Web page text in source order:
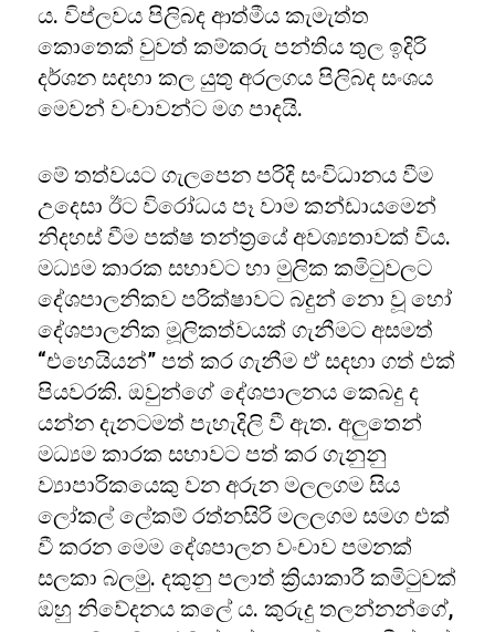
ය. විප්ලවය පිලිබද ආත්මීය කැමැත්ත
කොතෙක් වුවත් කම්කරු පන්තිය තුල ඉදිරි
දර්ශන සදහා කල යුතු අරලගය පිලිබද සංශය
මෙවන් වංචාවන්ට මග පාදයි.
මේ තත්වයට ගැලපෙන පරිදි සංවිධානය වීම
උදෙසා ඊට විරෝධය පෑ වාම කන්ඩායමෙන්
නිදහස් වීම පක්ෂ තන්ත්‍රයේ අවශ්‍යතාවක් විය.
මධ්‍යම කාරක සභාවට හා මුලික කමිටුවලට
දේශපාලනිකව පරික්ෂාවට බදුන් නො වූ හෝ
දේශපාලනික මූලිකත්වයක් ගැනීමට අසමත්
“එහෙයියන්” පත් කර ගැනීම ඒ සදහා ගත් එක්
පියවරකි. ඔවුන්ගේ දේශපාලනය කෙබදු ද
යන්න දැනටමත් පැහැදිලි වී ඇත. අලුතෙන්
මධ්‍යම කාරක සභාවට පත් කර ගැනුනු
ව්‍යාපාරිකයෙකු වන අරුන මලලගම සිය
ලෝකල් ලේකම් රත්නසිරි මලලගම සමග එක්
වී කරන මෙම දේශපාලන වංචාව පමනක්
සලකා බලමු. දකුනු පලාත් ක්‍රියාකාරී කමිටුවක්
ඔහු නිවේදනය කලේ ය. කුරුදු තලන්නන්ගේ,